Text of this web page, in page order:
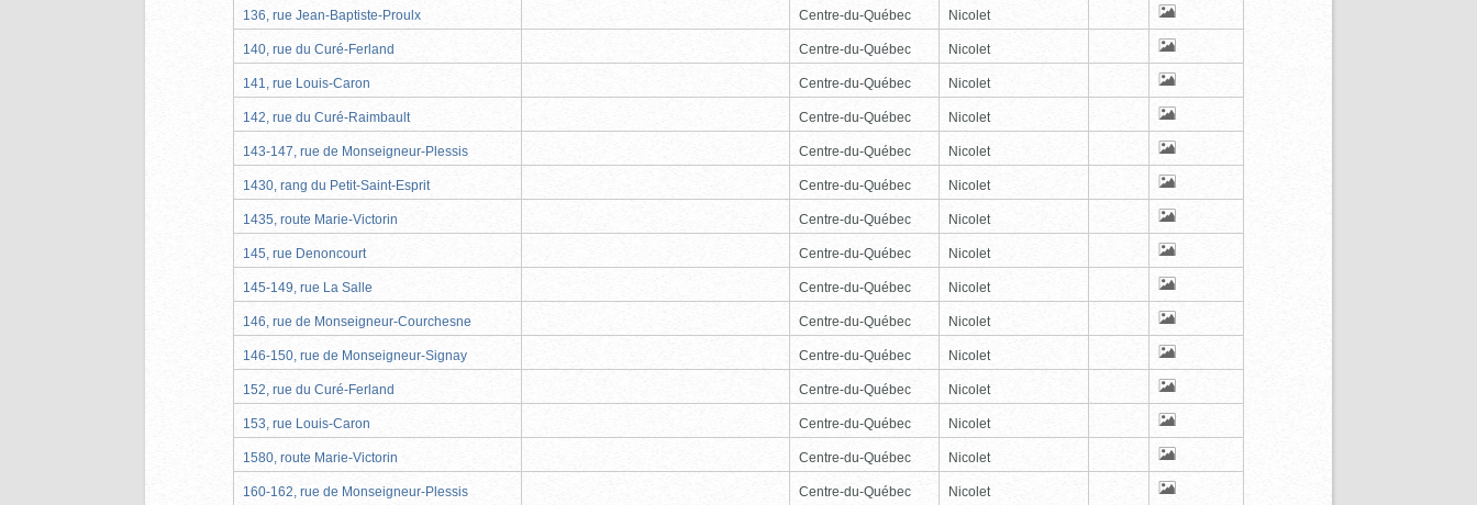
136, rue Jean-Baptiste-Proulx Centre-du-Québec Nicolet
140, rue du Curé-Ferland Centre-du-Québec Nicolet
141, rue Louis-Caron Centre-du-Québec Nicolet
142, rue du Curé-Raimbault Centre-du-Québec Nicolet
143-147, rue de Monseigneur-Plessis Centre-du-Québec Nicolet
1430, rang du Petit-Saint-Esprit Centre-du-Québec Nicolet
1435, route Marie-Victorin Centre-du-Québec Nicolet
145, rue Denoncourt Centre-du-Québec Nicolet
145-149, rue La Salle Centre-du-Québec Nicolet
146, rue de Monseigneur-Courchesne Centre-du-Québec Nicolet
146-150, rue de Monseigneur-Signay Centre-du-Québec Nicolet
152, rue du Curé-Ferland Centre-du-Québec Nicolet
153, rue Louis-Caron Centre-du-Québec Nicolet
1580, route Marie-Victorin Centre-du-Québec Nicolet
160-162, rue de Monseigneur-Plessis Centre-du-Québec Nicolet